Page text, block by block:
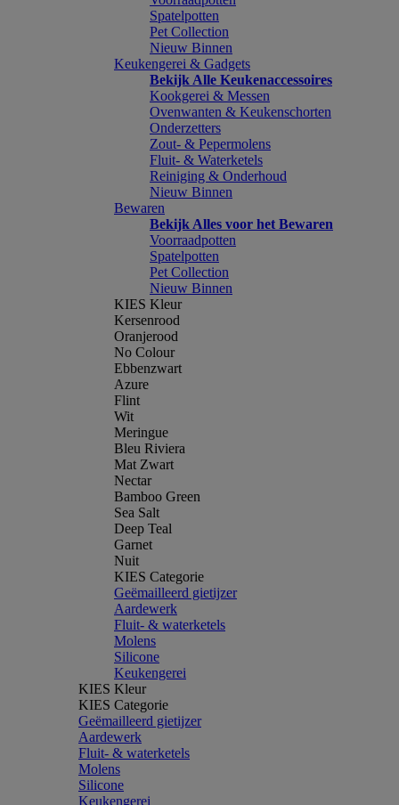
Spatelpotten
Pet Collection
Nieuw Binnen
Keukengerei & Gadgets
Bekijk Alle Keukenaccessoires
Kookgerei & Messen
Ovenwanten & Keukenschorten
Onderzetters
Zout- & Pepermolens
Fluit- & Waterketels
Reiniging & Onderhoud
Nieuw Binnen
Bewaren
Bekijk Alles voor het Bewaren
Voorraadpotten
Spatelpotten
Pet Collection
Nieuw Binnen
KIES Kleur
Kersenrood
Oranjerood
No Colour
Ebbenzwart
Azure
Flint
Wit
Meringue
Bleu Riviera
Mat Zwart
Nectar
Bamboo Green
Sea Salt
Deep Teal
Garnet
Nuit
KIES Categorie
Geëmailleerd gietijzer
Aardewerk
Fluit- & waterketels
Molens
Silicone
Keukengerei
KIES Kleur
KIES Categorie
Geëmailleerd gietijzer
Aardewerk
Fluit- & waterketels
Molens
Silicone
Keukengerei